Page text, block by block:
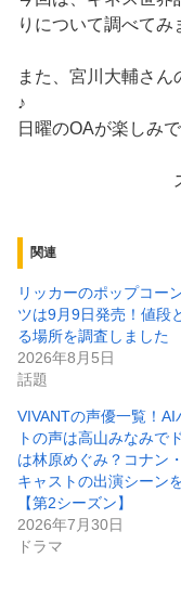
りについて調べてみ
また、宮川大輔さ
♪
日曜のOAが楽しみ
関連
リッカーのポップコー
ツは9月9日発売！値段
る場所を調査しました
2026年8月5日
話題
VIVANTの声優一覧！AI
トの声は高山みなみで
は林原めぐみ？コナン
キャストの出演シーン
【第2シーズン】
2026年7月30日
ドラマ